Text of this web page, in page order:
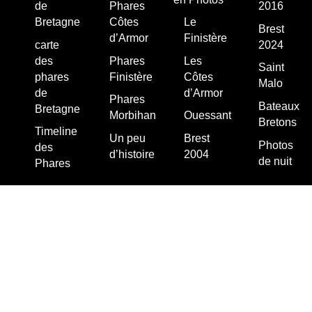
de
Bretagne
carte
des
phares
de
Bretagne
Timeline
des
Phares
Phares
Côtes
d’Armor
Phares
Finistère
Phares
Morbihan
Un peu
d’histoire
Le
Finistère
Les
Côtes
d’Armor
Ouessant
Brest
2004
2016
Brest
2024
Saint
Malo
Bateaux
Bretons
Photos
de nuit